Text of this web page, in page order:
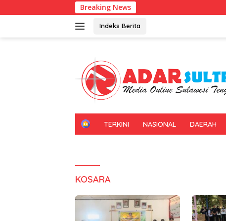
ke
Breaking News
Indeks Berita
H
TERKINI NASIONAL DAERAH
KOSARA